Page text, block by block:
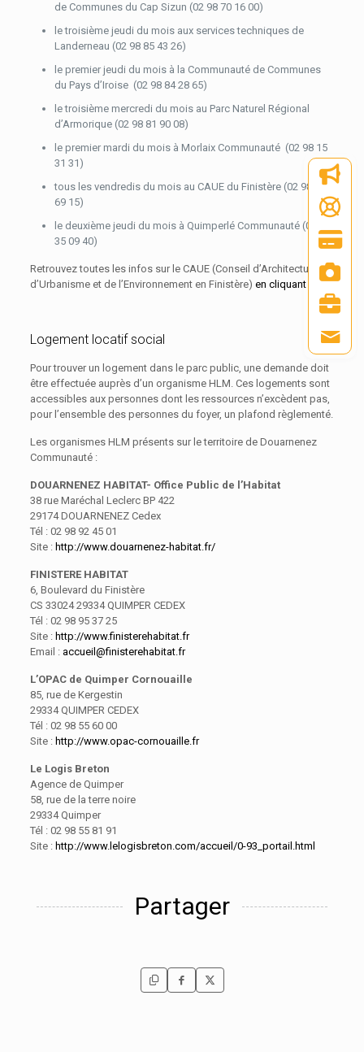
de Communes du Cap Sizun (02 98 70 16 00)
le troisième jeudi du mois aux services techniques de
Landerneau (02 98 85 43 26)
le premier jeudi du mois à la Communauté de Communes
du Pays d’Iroise (02 98 84 28 65)
le troisième mercredi du mois au Parc Naturel Régional
d’Armorique (02 98 81 90 08)
le premier mardi du mois à Morlaix Communauté (02 98 15
31 31)
tous les vendredis du mois au CAUE du Finistère (02 98 98
69 15)
le deuxième jeudi du mois à Quimperlé Communauté (02 98
35 09 40)
Retrouvez toutes les infos sur le CAUE (Conseil d’Architecture
d’Urbanisme et de l’Environnement en Finistère) en cliquant ici.
Logement locatif social
Pour trouver un logement dans le parc public, une demande doit
être effectuée auprès d’un organisme HLM. Ces logements sont
accessibles aux personnes dont les ressources n’excèdent pas,
pour l’ensemble des personnes du foyer, un plafond règlementé.
Les organismes HLM présents sur le territoire de Douarnenez
Communauté :
DOUARNENEZ HABITAT- Office Public de l’Habitat
38 rue Maréchal Leclerc BP 422
29174 DOUARNENEZ Cedex
Tél : 02 98 92 45 01
Site : http://www.douarnenez-habitat.fr/
FINISTERE HABITAT
6, Boulevard du Finistère
CS 33024 29334 QUIMPER CEDEX
Tél : 02 98 95 37 25
Site : http://www.finisterehabitat.fr
Email : accueil@finisterehabitat.fr
L’OPAC de Quimper Cornouaille
85, rue de Kergestin
29334 QUIMPER CEDEX
Tél : 02 98 55 60 00
Site : http://www.opac-cornouaille.fr
Le Logis Breton
Agence de Quimper
58, rue de la terre noire
29334 Quimper
Tél : 02 98 55 81 91
Site : http://www.lelogisbreton.com/accueil/0-93_portail.html
Partager